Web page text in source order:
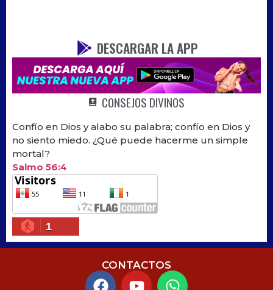
DESCARGAR LA APP
CONSEJOS DIVINOS
Confío en Dios y alabo su palabra; confío en Dios y
no siento miedo. ¿Qué puede hacerme un simple
mortal?
Salmo 56:4
1
CONTACTOS